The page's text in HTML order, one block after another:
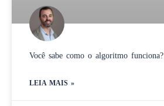
Você sabe como o algoritmo funciona?
LEIA MAIS »